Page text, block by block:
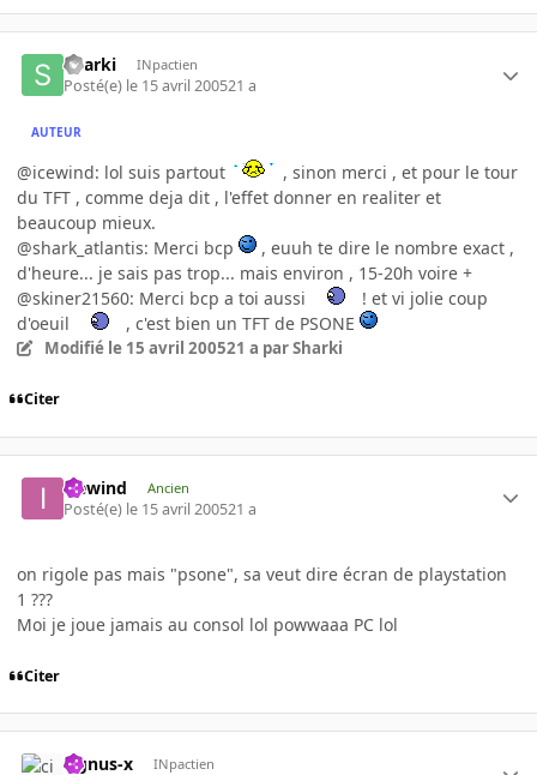
Sharki INpactien
Posté(e) le 15 avril 200521 a
AUTEUR
@icewind: lol suis partout
, sinon merci , et pour le tour
du TFT , comme deja dit , l'effet donner en realiter et
beaucoup mieux.
@shark_atlantis: Merci bcp
, euuh te dire le nombre exact ,
d'heure... je sais pas trop... mais environ , 15-20h voire +
@skiner21560: Merci bcp a toi aussi
! et vi jolie coup
d'oeuil
, c'est bien un TFT de PSONE
Modifié le 15 avril 200521 a par Sharki
Citer
icewind Ancien
Posté(e) le 15 avril 200521 a
on rigole pas mais "psone", sa veut dire écran de playstation
1 ???
Moi je joue jamais au consol lol powwaaa PC lol
Citer
cignus-x INpactien